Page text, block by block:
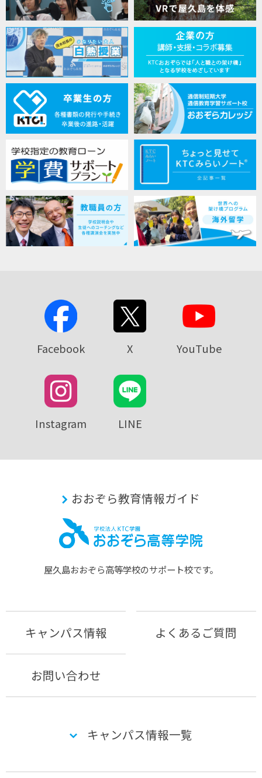
Facebook X YouTube
Instagram LINE
おおぞら教育情報ガイド
屋久島おおぞら⾼等学校のサポート校です。
キャンパス情報 よくあるご質問
お問い合わせ
キャンパス情報一覧